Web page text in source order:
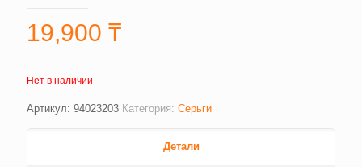
19,900 ₸
Нет в наличии
Артикул: 94023203 Категория: Серьги
Детали